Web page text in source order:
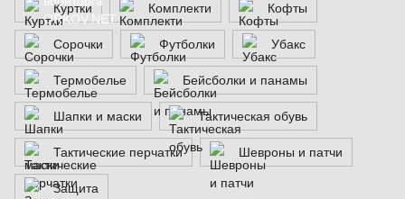
Куртки Комплекти Кофты
Сорочки Футболки Убакс
Термобелье Бейсболки и панамы
Шапки и маски Тактическая обувь
Тактические перчатки Шевроны и патчи
Защита